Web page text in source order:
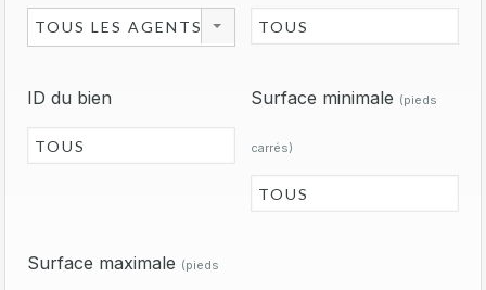
TOUS LES AGENTS
ID du bien Surface minimale (pieds
carrés)
Surface maximale (pieds